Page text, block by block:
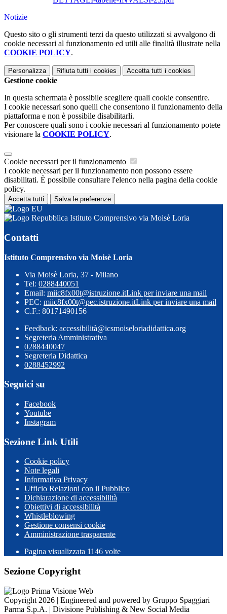
Notizie
Questo sito o gli strumenti terzi da questo utilizzati si avvalgono di
cookie necessari al funzionamento ed utili alle finalità illustrate nella
COOKIE POLICY.
Personalizza Rifiuta tutti i cookies Accetta tutti i cookies
Gestione cookie
In questa schermata è possibile scegliere quali cookie consentire.
I cookie necessari sono quelli che consentono il funzionamento della
piattaforma e non è possibile disabilitarli.
Per conoscere quali sono i cookie necessari al funzionamento potete
visionare la COOKIE POLICY.
Cookie necessari per il funzionamento
I cookie necessari per il funzionamento non possono essere
disabilitati. È possibile consultare l'elenco nella pagina della cookie
policy.
Accetta tutti Salva le preferenze
Istituto Comprensivo via Moisè Loria
Contatti
Istituto Comprensivo via Moisè Loria
Via Moisè Loria, 37 - Milano
Tel: 0288440051
Email: miic8fx00t@istruzione.itLink per inviare una mail
PEC: miic8fx00t@pec.istruzione.itLink per inviare una mail
C.F.: 80171490156
Feedback: accessibilità@icsmoiseloriadidattica.org
Segreteria Amministrativa
0288440047
Segreteria Didattica
0288452992
Seguici su
Facebook
Youtube
Instagram
Sezione Link Utili
Cookie policy
Note legali
Informativa Privacy
Ufficio Relazioni con il Pubblico
Dichiarazione di accessibilità
Obiettivi di accessibilità
Whistleblowing
Gestione consensi cookie
Amministrazione trasparente
Pagina visualizzata 1146 volte
Sezione Copyright
Copyright 2026 | Engineered and powered by Gruppo Spaggiari
Parma S.p.A. | Divisione Publishing & New Social Media